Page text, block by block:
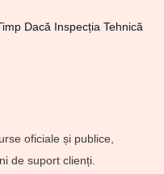
Dacă Inspecția Tehnică
oficiale și publice,
de suport clienți.